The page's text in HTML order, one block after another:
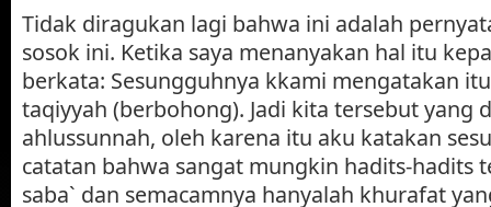
Tidak diragukan lagi bahwa ini adalah
sosok ini. Ketika saya menanyakan hal itu
berkata: Sesungguhnya kkami mengatakan
taqiyyah (berbohong). Jadi kita tersebut yang
ahlussunnah, oleh karena itu aku katakan
catatan bahwa sangat mungkin hadits-hadits
saba` dan semacamnya hanyalah khurafat